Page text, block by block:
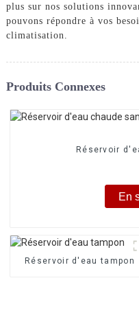
plus sur nos solutions
pouvons répondre à vos
climatisation.
Produits Connexes
Réservoir
En
Réservoir d'eau tampon